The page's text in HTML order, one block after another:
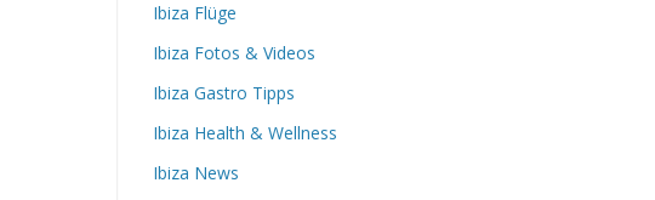
Ibiza Flüge
Ibiza Fotos & Videos
Ibiza Gastro Tipps
Ibiza Health & Wellness
Ibiza News